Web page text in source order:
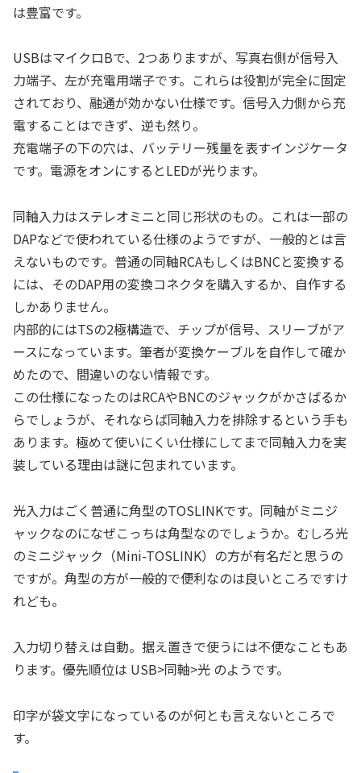
は豊富です。
USBはマイクロBで、2つありますが、写真右側が信号入
力端子、左が充電用端子です。これらは役割が完全に固定
されており、融通が効かない仕様です。信号入力側から充
電することはできず、逆も然り。
充電端子の下の穴は、バッテリー残量を表すインジケータ
です。電源をオンにするとLEDが光ります。
同軸入力はステレオミニと同じ形状のもの。これは一部の
DAPなどで使われている仕様のようですが、一般的とは言
えないものです。普通の同軸RCAもしくはBNCと変換する
には、そのDAP用の変換コネクタを購入するか、自作する
しかありません。
内部的にはTSの2極構造で、チップが信号、スリーブがア
ースになっています。筆者が変換ケーブルを自作して確か
めたので、間違いのない情報です。
この仕様になったのはRCAやBNCのジャックがかさばるか
らでしょうが、それならば同軸入力を排除するという手も
あります。極めて使いにくい仕様にしてまで同軸入力を実
装している理由は謎に包まれています。
光入力はごく普通に角型のTOSLINKです。同軸がミニジ
ャックなのになぜこっちは角型なのでしょうか。むしろ光
のミニジャック（Mini-TOSLINK）の方が有名だと思うの
ですが。角型の方が一般的で便利なのは良いところですけ
れども。
入力切り替えは自動。据え置きで使うには不便なこともあ
ります。優先順位は USB>同軸>光 のようです。
印字が袋文字になっているのが何とも言えないところで
す。